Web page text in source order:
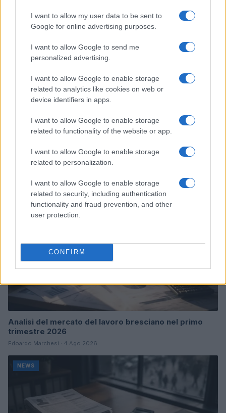
I want to allow my user data to be sent to
Google for online advertising purposes.
I want to allow Google to send me
personalized advertising.
I want to allow Google to enable storage
related to analytics like cookies on web or
device identifiers in apps.
I want to allow Google to enable storage
related to functionality of the website or app.
I want to allow Google to enable storage
related to personalization.
I want to allow Google to enable storage
related to security, including authentication
functionality and fraud prevention, and other
user protection.
CONFIRM
Continua a leggere
NEWS
Analisi del mercato del lavoro bresciano nel primo
trimestre 2026
Edoardo Marchesi · 4 Ago 2026
NEWS